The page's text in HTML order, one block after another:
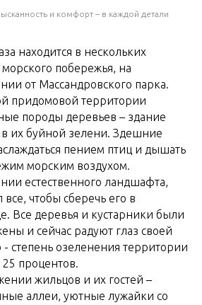
и комфорт – в каждой детали
находится в нескольких
побережья, на
от Массандровского парка.
придомовой территории
породы деревьев – здание
в их буйной зелени. Здешние
пением птиц и дышать
морским воздухом.
естественного ландшафта,
чтобы сберечь его в
Все деревья и кустарники были
и сейчас радуют глаз своей
степень озеленения территории
25 процентов.
жильцов и их гостей –
аллеи, уютные лужайки со